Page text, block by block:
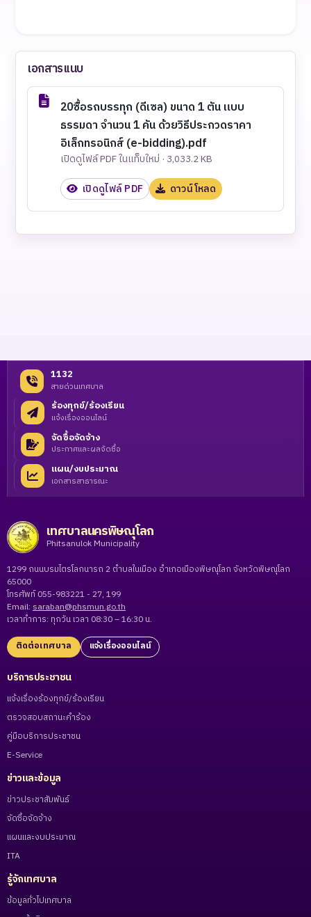
เอกสารแนบ
20ซื้อรถบรรทุก (ดีเซล) ขนาด 1 ตัน แบบ
ธรรมดา จำนวน 1 คัน ด้วยวิธีประกวดราคา
อิเล็กทรอนิกส์ (e-bidding).pdf
เปิดดูไฟล์ PDF ในแท็บใหม่ · 3,033.2 KB
เปิดดูไฟล์ PDF ดาวน์โหลด
1132
สายด่วนเทศบาล
ร้องทุกข์/ร้องเรียน
แจ้งเรื่องออนไลน์
จัดซื้อจัดจ้าง
ประกาศและผลจัดซื้อ
แผน/งบประมาณ
เอกสารสาธารณะ
เทศบาลนครพิษณุโลก
Phitsanulok Municipality
1299 ถนนบรมไตรโลกนารถ 2 ตำบลในเมือง อำเภอเมืองพิษณุโลก จังหวัดพิษณุโลก
65000
โทรศัพท์ 055-983221 - 27, 199
Email: saraban@phsmun.go.th
เวลาทำการ: ทุกวัน เวลา 08:30 – 16:30 น.
ติดต่อเทศบาล แจ้งเรื่องออนไลน์
บริการประชาชน
แจ้งเรื่องร้องทุกข์/ร้องเรียน
ตรวจสอบสถานะคำร้อง
คู่มือบริการประชาชน
E-Service
ข่าวและข้อมูล
ข่าวประชาสัมพันธ์
จัดซื้อจัดจ้าง
แผนและงบประมาณ
ITA
รู้จักเทศบาล
ข้อมูลทั่วไปเทศบาล